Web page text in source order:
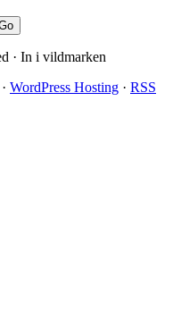
· In i vildmarken
· WordPress Hosting · RSS